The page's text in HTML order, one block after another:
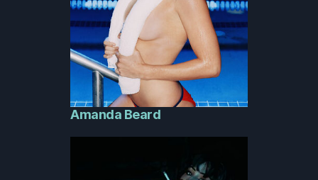
Amanda Beard